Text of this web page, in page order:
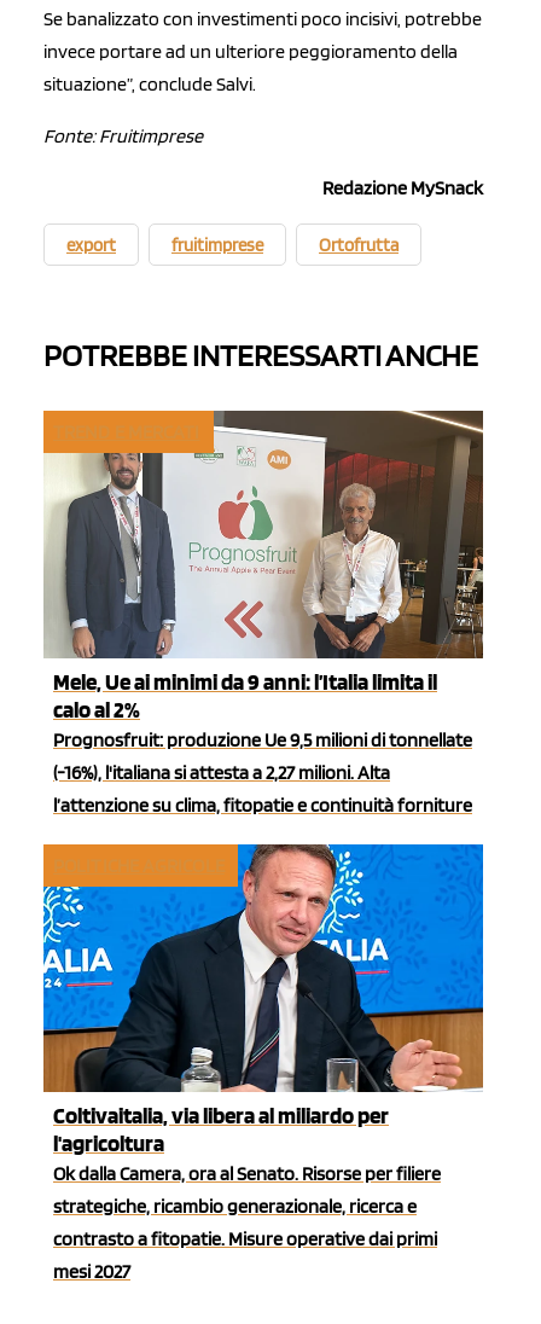
Se banalizzato con investimenti poco incisivi, potrebbe
invece portare ad un ulteriore peggioramento della
situazione”, conclude Salvi.
Fonte: Fruitimprese
Redazione MySnack
export fruitimprese Ortofrutta
POTREBBE INTERESSARTI ANCHE
Mele, Ue ai minimi da 9 anni: l’Italia limita il
calo al 2%
Prognosfruit: produzione Ue 9,5 milioni di tonnellate
(-16%), l'italiana si attesta a 2,27 milioni. Alta
l’attenzione su clima, fitopatie e continuità forniture
Coltivaitalia, via libera al miliardo per
l'agricoltura
Ok dalla Camera, ora al Senato. Risorse per filiere
strategiche, ricambio generazionale, ricerca e
contrasto a fitopatie. Misure operative dai primi
mesi 2027